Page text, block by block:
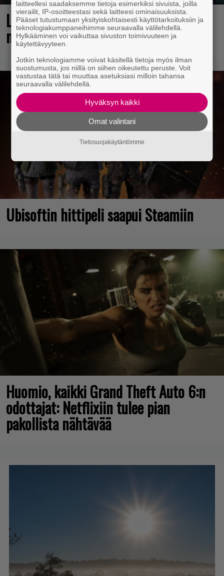
Loistopeli Steamistä maksutta –
mutta pidä kiirettä lataamisen kanssa
Ubisoftin hittipeli saapui Steamiin
Huomio, kaikki Grand Theft Auto 6:n
odottajat: Netflixiin tulee pian
pakollista nähtävää
laitteellesi saadaksemme tietoja esimerkiksi sivuista, joilla
vierailit, IP-osoitteestasi sekä laitteesi ominaisuuksista.
Pääset tutustumaan yksityiskohtaisesti käyttötarkoituksiin ja
teknologiakumppaneihimme seuraavalla välilehdellä.
Hylkääminen voi vaikuttaa sivuston toimivuuteen ja
käytettävyyteen.
Jotkin teknologiamme voivat käsitellä tietoja myös ilman
suostumusta, jos niillä on siihen oikeutettu peruste. Voit
vastustaa tätä tai muuttaa asetuksiasi milloin tahansa
seuraavalla välilehdellä.
Hyväksyn kaikki
Omat valintani
Tietosuojakäytäntömme